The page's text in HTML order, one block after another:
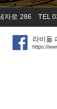
자로 286 TEL
라비돌
https://